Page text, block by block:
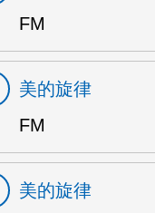
FM
美的旋律
FM
美的旋律